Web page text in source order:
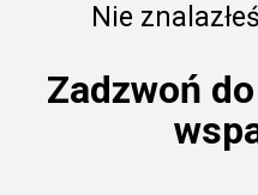
Nie
Zadzwoń